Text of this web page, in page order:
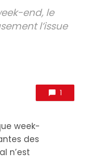
end, le
l’issue
1
week-
des
n’est